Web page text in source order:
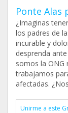
Ponte Alas
¿Imaginas
los padres de
incurable y
desprenda
somos la ONG
trabajamos
afectadas.
Unirme a este